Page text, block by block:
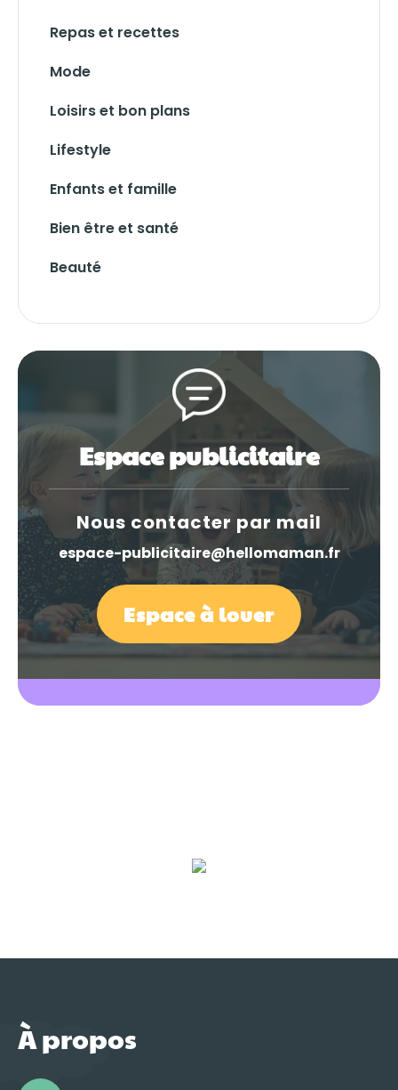
Repas et recettes
Mode
Loisirs et bon plans
Lifestyle
Enfants et famille
Bien être et santé
Beauté
Espace publicitaire
Nous contacter par mail
espace-publicitaire@hellomaman.fr
Espace à louer
À propos